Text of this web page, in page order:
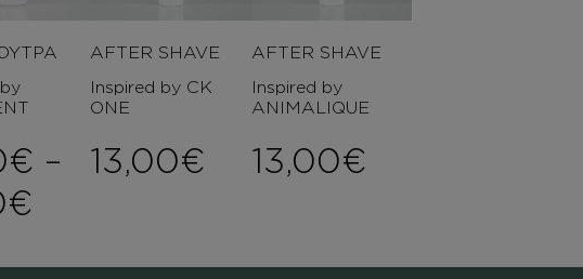
€ –
€Price range: 6,00€ through
AFTER SHAVE
Inspired by CK
ONE
13,00€
AFTER SHAVE
Inspired by
ANIMALIQUE
13,00€